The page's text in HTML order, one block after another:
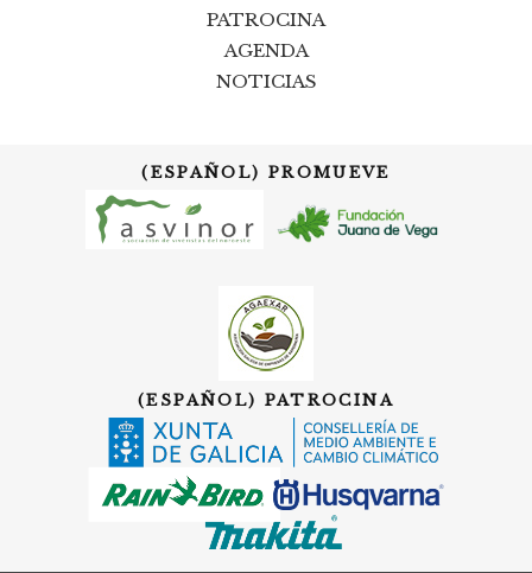
PATROCINA
AGENDA
NOTICIAS
(ESPAÑOL) PROMUEVE
(ESPAÑOL) PATROCINA